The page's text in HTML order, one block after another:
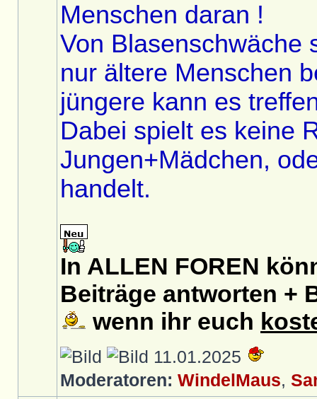
Menschen daran !
Von Blasenschwäche
nur ältere Menschen
jüngere kann es
Dabei spielt es keine
Jungen+Mädchen,
handelt.
In ALLEN FOREN
Beiträge antworten +
wenn ihr euch
11.01.2025
Moderatoren: WindelMaus,